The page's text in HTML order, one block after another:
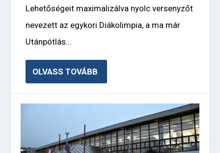
Lehetőségeit maximalizálva nyolc versenyzőt
nevezett az egykori Diákolimpia, a ma már
Utánpótlás...
OLVASS TOVÁBB